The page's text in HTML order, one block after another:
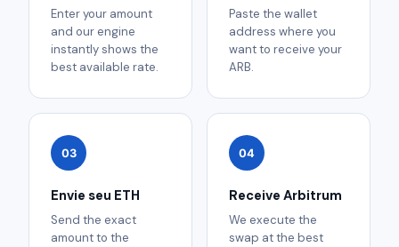
Enter your amount
and our engine
instantly shows the
best available rate.
Paste the wallet
address where you
want to receive your
ARB.
03
Envie seu ETH
Send the exact
amount to the
04
Receive Arbitrum
We execute the
swap at the best